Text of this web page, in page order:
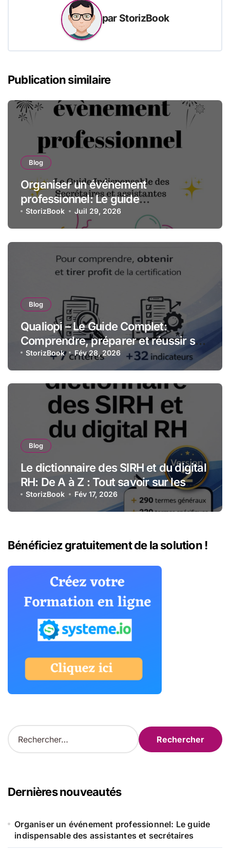
par StorizBook
Publication similaire
Blog
Organiser un événement
professionnel: Le guide
indispensable des assistantes et
secrétaires
StorizBook Juil 29, 2026
Blog
Qualiopi – Le Guide Complet:
Comprendre, préparer et réussir sa
certification qualité pour les
organismes de formation
StorizBook Fév 28, 2026
Blog
Le dictionnaire des SIRH et du digital
RH: De A à Z : Tout savoir sur les
technologies et stratégies RH
numériques
StorizBook Fév 17, 2026
Bénéficiez gratuitement de la solution !
R
e
r
c
e
Dernières nouveautés
Organiser un événement professionnel: Le guide
indispensable des assistantes et secrétaires